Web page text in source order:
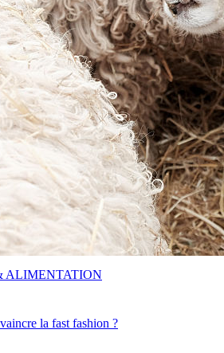
la fast fashion ?
ALIMENTATION